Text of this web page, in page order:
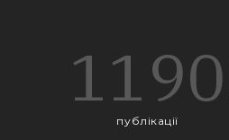
1190
публікації